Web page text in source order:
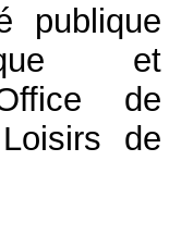
publique
et
de
de